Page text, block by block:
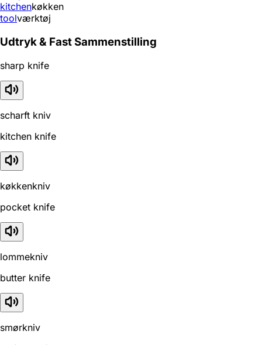
kitchenkøkken
toolværktøj
Udtryk & Fast Sammenstilling
sharp knife
scharft kniv
kitchen knife
køkkenkniv
pocket knife
lommekniv
butter knife
smørkniv